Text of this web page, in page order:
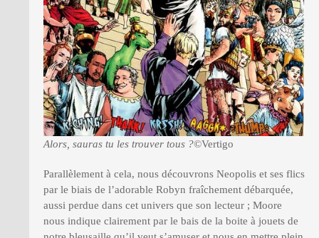
Alors, sauras tu les trouver tous ?©Vertigo
Parallèlement à cela, nous découvrons Neopolis et ses flics
par le biais de l’adorable Robyn fraîchement débarquée,
aussi perdue dans cet univers que son lecteur ; Moore
nous indique clairement par le bais de la boite à jouets de